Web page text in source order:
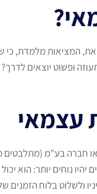
המציאות מלמדת,
ופשוט יוצאים
עצמאי
או חברה בע"מ (מתלבטים
נוחים יותר: הוא
ולשלוט בלוח הזמנים